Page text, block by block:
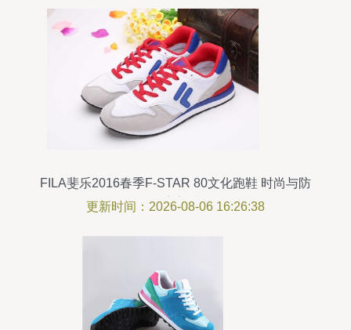
FILA斐乐2016春季F-STAR 80文化跑鞋 时尚与防
滑的完美结合
更新时间：2026-08-06 16:26:38